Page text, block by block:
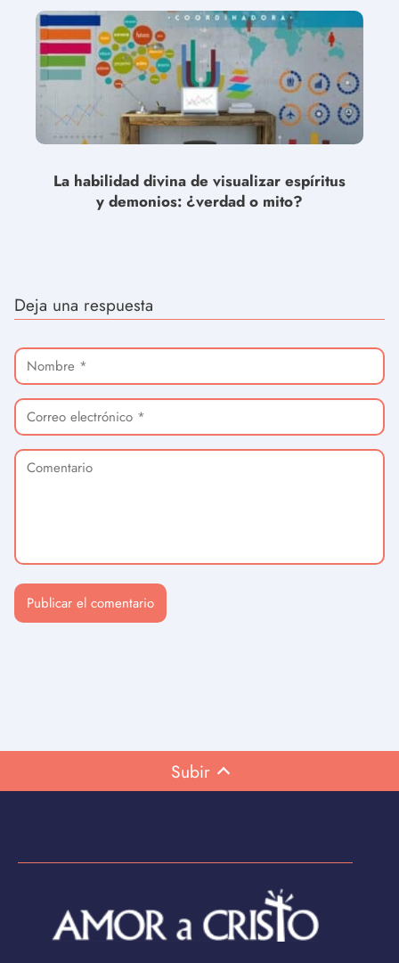
La habilidad divina de visualizar espíritus
y demonios: ¿verdad o mito?
Deja una respuesta
Subir